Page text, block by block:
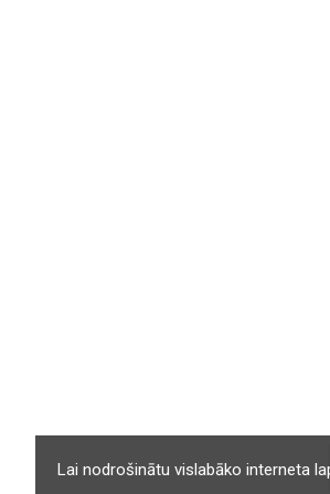
Lai nodrošinātu vislabāko interneta